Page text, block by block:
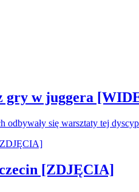
gry w juggera
odbywały się warsztaty tej
[ZDJĘCIA]